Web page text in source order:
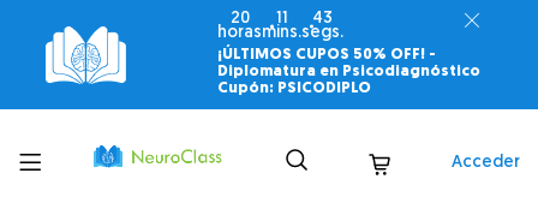
20
horas
11
mins.
41
segs.
¡ÚLTIMOS CUPOS 50% OFF! -
Diplomatura en Psicodiagnóstico
Cupón: PSICODIPLO
Toggle
menu
Acceder